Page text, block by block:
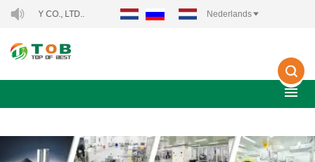
CO., LTD.. Nederlands